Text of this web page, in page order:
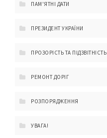
ПАМ'ЯТНІ ДАТИ
ПРЕЗИДЕНТ УКРАЇНИ
ПРОЗОРІСТЬ ТА ПІДЗВІТНІСТЬ
РЕМОНТ ДОРІГ
РОЗПОРЯДЖЕННЯ
УВАГА!